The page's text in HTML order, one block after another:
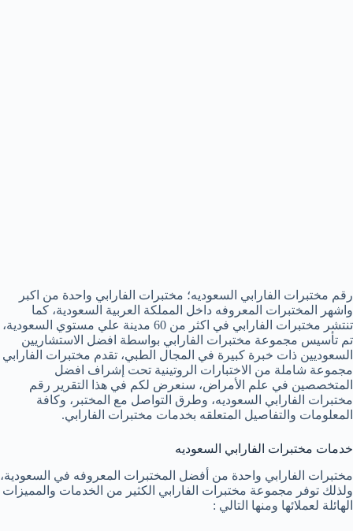
رقم مختبرات الفارابي السعوديه؛ مختبرات الفارابي واحدة من اكبر
واشهر المختبرات المعروفه داخل المملكة العربية السعودية، كما
تنتشر مختبرات الفارابي في اكثر من 60 مدينة علي مستوي السعودية،
تم تأسيس مجموعة مختبرات الفارابي بواسطة افضل الاستشاريين
السعوديين ذات خبرة كبيرة في المجال الطبي، تقدم مختبرات الفارابي
مجموعة شاملة من الاختبارات الروتينية تحت إشراف افضل
المتخصصين في علم الأمراض، سنعرض لكم في هذا التقرير رقم
مختبرات الفارابي السعوديه، وطرق التواصل مع المختبر، وكافة
المعلومات والتفاصيل المتعلقه بخدمات مختبرات الفارابي.
خدمات مختبرات الفارابي السعوديه
مختبرات الفارابي واحدة من أفضل المختبرات المعروفه في السعودية،
ولذلك توفر مجموعة مختبرات الفارابي الكثير من الخدمات والمميزات
الهائلة لعملائها ومنها التالي :